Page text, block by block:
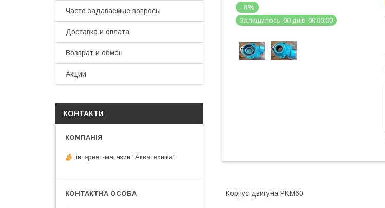
–8%
Залишилось 00 днів 00 00 00
Корпус двигуна PKM60
Часто задаваемые вопросы
Доставка и оплата
Возврат и обмен
Акции
КОНТАКТИ
інтернет-магазин "Акватехніка"